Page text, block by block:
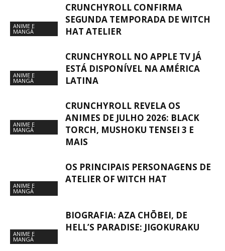
ANIME E
MANGÁ
CRUNCHYROLL CONFIRMA
SEGUNDA TEMPORADA DE WITCH
HAT ATELIER
ANIME E
MANGÁ
CRUNCHYROLL NO APPLE TV JÁ
ESTÁ DISPONÍVEL NA AMÉRICA
LATINA
ANIME E
MANGÁ
CRUNCHYROLL REVELA OS
ANIMES DE JULHO 2026: BLACK
TORCH, MUSHOKU TENSEI 3 E
MAIS
ANIME E
MANGÁ
OS PRINCIPAIS PERSONAGENS DE
ATELIER OF WITCH HAT
ANIME E
MANGÁ
BIOGRAFIA: AZA CHŌBEI, DE
HELL’S PARADISE: JIGOKURAKU